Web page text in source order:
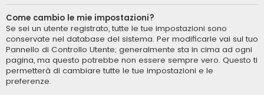
Come cambio le mie impostazioni?
Se sei un utente registrato, tutte le tue impostazioni sono
conservate nel database del sistema. Per modificarle vai sul tuo
Pannello di Controllo Utente; generalmente sta in cima ad ogni
pagina, ma questo potrebbe non essere sempre vero. Questo ti
permetterà di cambiare tutte le tue impostazioni e le
preferenze.